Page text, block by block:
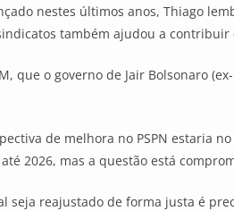
nestes últimos anos, Thiago
também ajudou a
que o governo de Jair Bolsonaro
de melhora no PSPN estaria
2026, mas a questão está
seja reajustado de forma justa é